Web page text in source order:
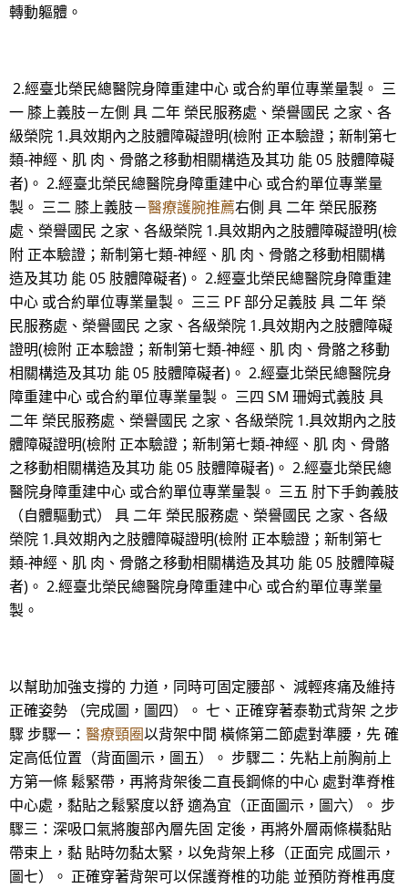
轉動軀體。
2.經臺北榮民總醫院身障重建中心 或合約單位專業量製。 三
一 膝上義肢－左側 具 二年 榮民服務處、榮譽國民 之家、各
級榮院 1.具效期內之肢體障礙證明(檢附 正本驗證；新制第七
類-神經、肌 肉、骨骼之移動相關構造及其功 能 05 肢體障礙
者)。 2.經臺北榮民總醫院身障重建中心 或合約單位專業量
製。 三二 膝上義肢－醫療護腕推薦右側 具 二年 榮民服務
處、榮譽國民 之家、各級榮院 1.具效期內之肢體障礙證明(檢
附 正本驗證；新制第七類-神經、肌 肉、骨骼之移動相關構
造及其功 能 05 肢體障礙者)。 2.經臺北榮民總醫院身障重建
中心 或合約單位專業量製。 三三 PF 部分足義肢 具 二年 榮
民服務處、榮譽國民 之家、各級榮院 1.具效期內之肢體障礙
證明(檢附 正本驗證；新制第七類-神經、肌 肉、骨骼之移動
相關構造及其功 能 05 肢體障礙者)。 2.經臺北榮民總醫院身
障重建中心 或合約單位專業量製。 三四 SM 珊姆式義肢 具
二年 榮民服務處、榮譽國民 之家、各級榮院 1.具效期內之肢
體障礙證明(檢附 正本驗證；新制第七類-神經、肌 肉、骨骼
之移動相關構造及其功 能 05 肢體障礙者)。 2.經臺北榮民總
醫院身障重建中心 或合約單位專業量製。 三五 肘下手鉤義肢
（自體驅動式） 具 二年 榮民服務處、榮譽國民 之家、各級
榮院 1.具效期內之肢體障礙證明(檢附 正本驗證；新制第七
類-神經、肌 肉、骨骼之移動相關構造及其功 能 05 肢體障礙
者)。 2.經臺北榮民總醫院身障重建中心 或合約單位專業量
製。
以幫助加強支撐的 力道，同時可固定腰部、 減輕疼痛及維持
正確姿勢 （完成圖，圖四）。 七、正確穿著泰勒式背架 之步
驟 步驟一： 醫療頸圈以背架中間 橫條第二節處對準腰，先 確
定高低位置（背面圖示，圖五）。 步驟二：先粘上前胸前上
方第一條 鬆緊帶，再將背架後二直長鋼條的中心 處對準脊椎
中心處，黏貼之鬆緊度以舒 適為宜（正面圖示，圖六）。 步
驟三：深吸口氣將腹部內層先固 定後，再將外層兩條橫黏貼
帶束上，黏 貼時勿黏太緊，以免背架上移（正面完 成圖示，
圖七）。 正確穿著背架可以保護脊椎的功能 並預防脊椎再度